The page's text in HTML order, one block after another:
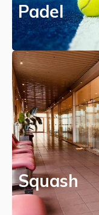
Padel
Squash